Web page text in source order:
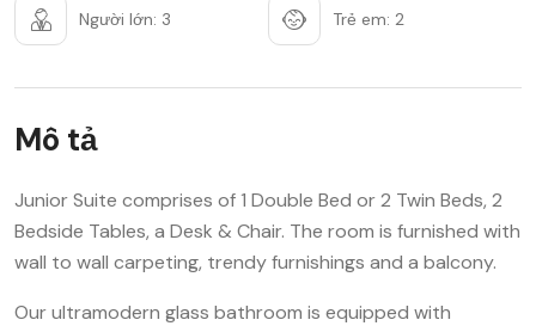
Người lớn: 3 Trẻ em: 2
Mô tả
Junior Suite comprises of 1 Double Bed or 2 Twin Beds, 2
Bedside Tables, a Desk & Chair. The room is furnished with
wall to wall carpeting, trendy furnishings and a balcony.
Our ultramodern glass bathroom is equipped with